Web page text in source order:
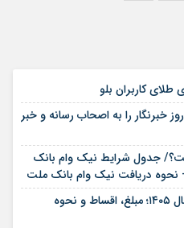
طلای کاربران بلو
خبرنگار را به اصحاب رسانه و خبر
ملت ۱۴۰۵ چیست؟/ جدول شرایط نیک وام بانک
دریافت نیک وام بانک ملت
شرایط وام بانک مهر ایران در سال ۱۴۰۵؛ مبلغ، اقساط و نحوه